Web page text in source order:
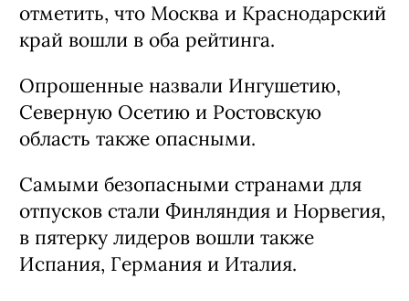
отметить, что Москва и Краснодарский
край вошли в оба рейтинга.
Опрошенные назвали Ингушетию,
Северную Осетию и Ростовскую
область также опасными.
Самыми безопасными странами для
отпусков стали Финляндия и Норвегия,
в пятерку лидеров вошли также
Испания, Германия и Италия.